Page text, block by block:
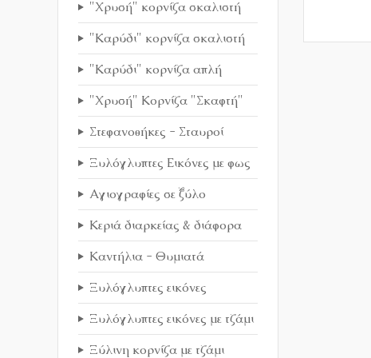
"Χρυσή" κορνίζα σκαλιστή
"Καρύδι" κορνίζα σκαλιστή
"Καρύδι" κορνίζα απλή
"Χρυσή" Κορνίζα "Σκαφτή"
Στεφανοθήκες - Σταυροί
Ξυλόγλυπτες Εικόνες με φως
Αγιογραφίες σε ξύλο
Κεριά διαρκείας & διάφορα
Καντήλια - Θυμιατά
Ξυλόγλυπτες εικόνες
Ξυλόγλυπτες εικόνες με τζάμι
Ξύλινη κορνίζα με τζάμι